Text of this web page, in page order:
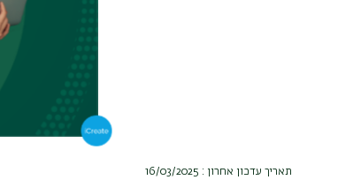
תאריך עדכון אחרון : 16/03/2025